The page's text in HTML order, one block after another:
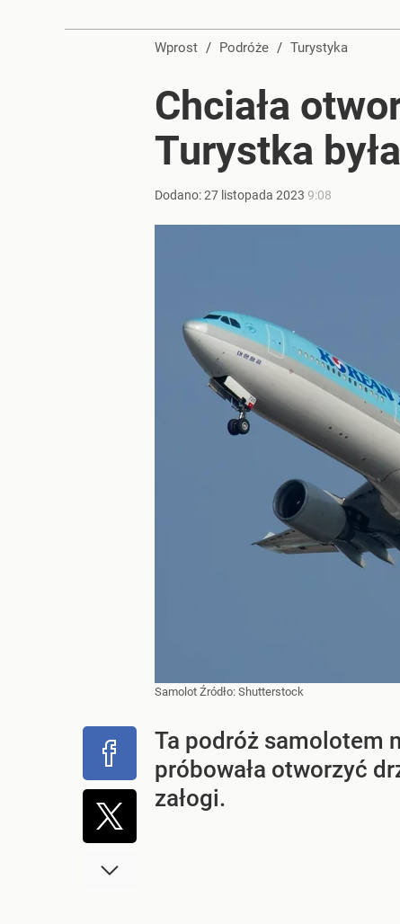
Tego sondażu premier nie może zlekceważyć.
Duże utrudnienia przez wulkan Etna. Samoloty
Wprost / Podróże / Turystyka
Chciała
Turystka
Dodano:27 listopada 2023 9:08
Samolot Źródło: Shutterstock
Ta podróż samolotem
próbowała otworzyć
załogi.